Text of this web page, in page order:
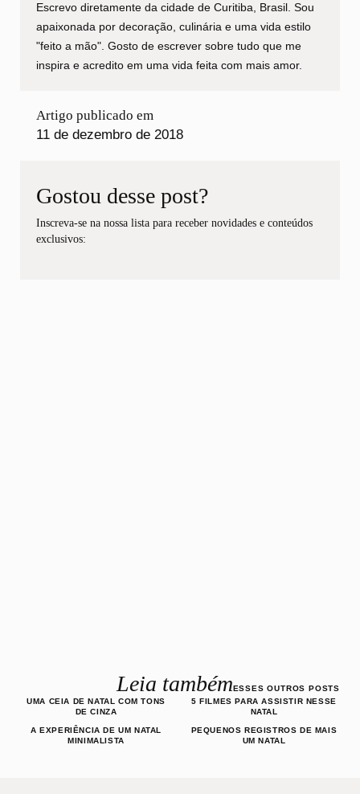
Escrevo diretamente da cidade de Curitiba, Brasil. Sou
apaixonada por decoração, culinária e uma vida estilo
"feito a mão". Gosto de escrever sobre tudo que me
inspira e acredito em uma vida feita com mais amor.
Artigo publicado em
11 de dezembro de 2018
Gostou desse post?
Inscreva-se na nossa lista para receber novidades e conteúdos
exclusivos:
Leia tambémESSES OUTROS POSTS
UMA CEIA DE NATAL COM TONS
DE CINZA
5 FILMES PARA ASSISTIR NESSE
NATAL
A EXPERIÊNCIA DE UM NATAL
MINIMALISTA
PEQUENOS REGISTROS DE MAIS
UM NATAL